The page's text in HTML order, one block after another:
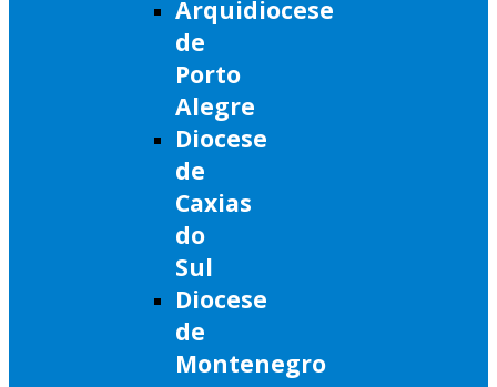
Arquidiocese
de
Porto
Alegre
Diocese
de
Caxias
do
Sul
Diocese
de
Montenegro